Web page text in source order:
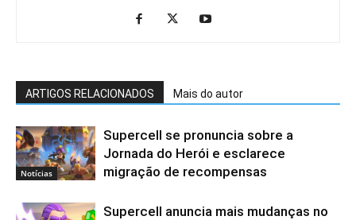
ARTIGOS RELACIONADOS Mais do autor
Notícias
Supercell se pronuncia sobre a
Jornada do Herói e esclarece
migração de recompensas
Supercell anuncia mais mudanças no